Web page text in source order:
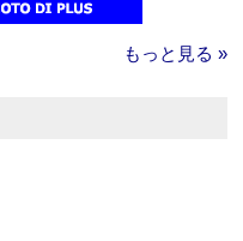
もっと見る »